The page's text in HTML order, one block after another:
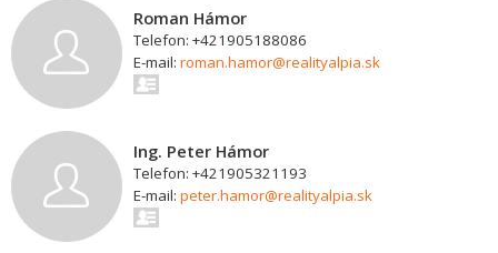
Roman Hámor
Telefon: +421905188086
E-mail: roman.hamor@realityalpia.sk
Ing. Peter Hámor
Telefon: +421905321193
E-mail: peter.hamor@realityalpia.sk